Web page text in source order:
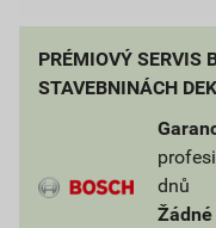
PRÉMIOVÝ SERVIS
STAVEBNINÁCH DEK
dnů